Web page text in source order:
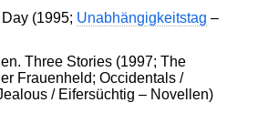
(1995; Unabhängigkeitstag –
Three Stories (1997; The
Frauenheld; Occidentals /
/ Eifersüchtig – Novellen)